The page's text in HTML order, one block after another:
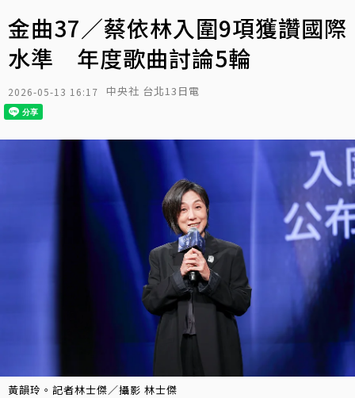
金曲37／蔡依林入圍9項獲讚國際
水準 年度歌曲討論5輪
2026-05-13 16:17 中央社 台北13日電
黃韻玲。記者林士傑／攝影 林士傑